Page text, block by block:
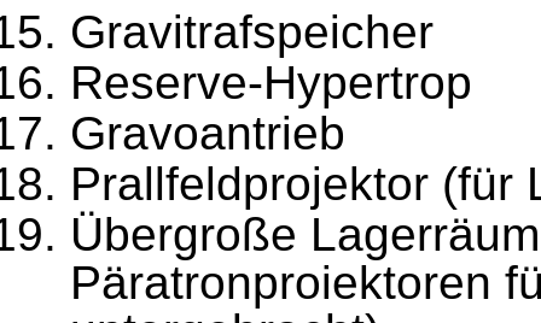
Gravitrafspeicher
Reserve-Hypertrop
Gravoantrieb
Prallfeldprojektor (für
Übergroße
Päratronproiektoren